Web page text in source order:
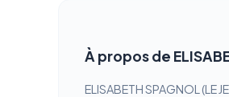
À propos de
ELISABETH SPAGNOL